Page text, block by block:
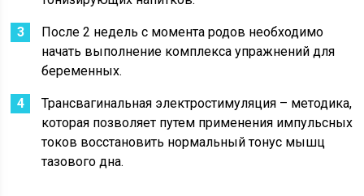
После 2 недель с момента родов необходимо
начать выполнение комплекса упражнений для
беременных.
Трансвагинальная электростимуляция – методика,
которая позволяет путем применения импульсных
токов восстановить нормальный тонус мышц
тазового дна.